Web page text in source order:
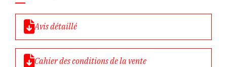
Avis détaillé
Cahier des conditions de la vente